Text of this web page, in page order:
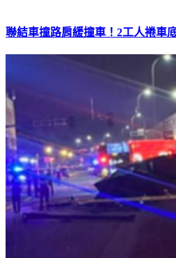
聯結車撞路肩緩撞車！2工人捲